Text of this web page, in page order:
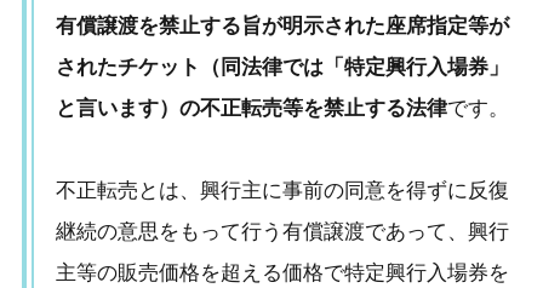
有償譲渡を禁止する旨が明示された座席指定等が
されたチケット（同法律では「特定興行入場券」
と言います）の不正転売等を禁止する法律です。
不正転売とは、興行主に事前の同意を得ずに反復
継続の意思をもって行う有償譲渡であって、興行
主等の販売価格を超える価格で特定興行入場券を